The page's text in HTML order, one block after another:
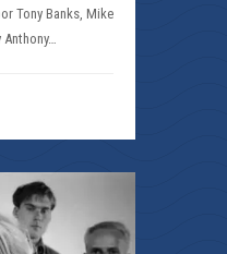
Tony Banks, Mike